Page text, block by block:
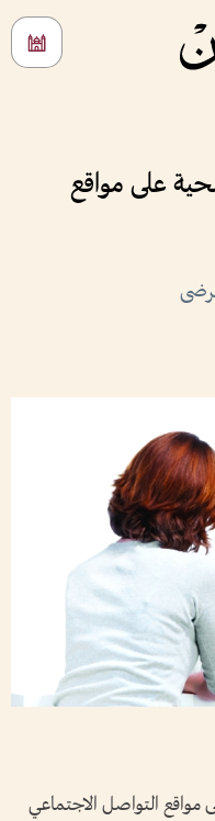
على مواقع
مواقع التواصل الاجتماعي